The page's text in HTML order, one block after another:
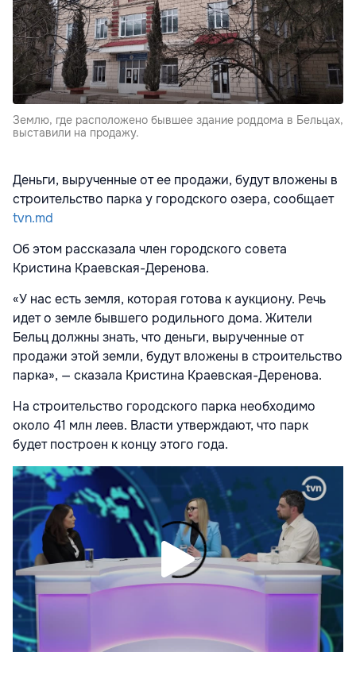
Землю, где расположено бывшее здание роддома в Бельцах,
выставили на продажу.
Деньги, вырученные от ее продажи, будут вложены в
строительство парка у городского озера, сообщает
tvn.md
Об этом рассказала член городского совета
Кристина Краевская-Деренова.
«У нас есть земля, которая готова к аукциону. Речь
идет о земле бывшего родильного дома. Жители
Бельц должны знать, что деньги, вырученные от
продажи этой земли, будут вложены в строительство
парка», — сказала Кристина Краевская-Деренова.
На строительство городского парка необходимо
около 41 млн леев. Власти утверждают, что парк
будет построен к концу этого года.